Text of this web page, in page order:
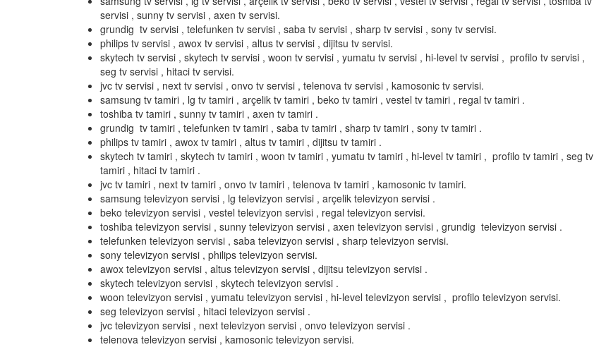
servisi , sunny tv servisi , axen tv servisi.
grundig tv servisi , telefunken tv servisi , saba tv servisi , sharp tv servisi , sony tv servisi.
philips tv servisi , awox tv servisi , altus tv servisi , dijitsu tv servisi.
skytech tv servisi , skytech tv servisi , woon tv servisi , yumatu tv servisi , hi-level tv servisi , profilo tv servisi ,
seg tv servisi , hitaci tv servisi.
jvc tv servisi , next tv servisi , onvo tv servisi , telenova tv servisi , kamosonic tv servisi.
samsung tv tamiri , lg tv tamiri , arçelik tv tamiri , beko tv tamiri , vestel tv tamiri , regal tv tamiri .
toshiba tv tamiri , sunny tv tamiri , axen tv tamiri .
grundig tv tamiri , telefunken tv tamiri , saba tv tamiri , sharp tv tamiri , sony tv tamiri .
philips tv tamiri , awox tv tamiri , altus tv tamiri , dijitsu tv tamiri .
skytech tv tamiri , skytech tv tamiri , woon tv tamiri , yumatu tv tamiri , hi-level tv tamiri , profilo tv tamiri , seg tv
tamiri , hitaci tv tamiri .
jvc tv tamiri , next tv tamiri , onvo tv tamiri , telenova tv tamiri , kamosonic tv tamiri.
samsung televizyon servisi , lg televizyon servisi , arçelik televizyon servisi .
beko televizyon servisi , vestel televizyon servisi , regal televizyon servisi.
toshiba televizyon servisi , sunny televizyon servisi , axen televizyon servisi , grundig televizyon servisi .
telefunken televizyon servisi , saba televizyon servisi , sharp televizyon servisi.
sony televizyon servisi , philips televizyon servisi.
awox televizyon servisi , altus televizyon servisi , dijitsu televizyon servisi .
skytech televizyon servisi , skytech televizyon servisi .
woon televizyon servisi , yumatu televizyon servisi , hi-level televizyon servisi , profilo televizyon servisi.
seg televizyon servisi , hitaci televizyon servisi .
jvc televizyon servisi , next televizyon servisi , onvo televizyon servisi .
telenova televizyon servisi , kamosonic televizyon servisi.